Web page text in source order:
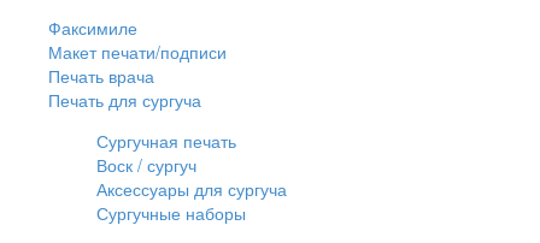
Факсимиле
Макет печати/подписи
Печать врача
Печать для сургуча
Сургучная печать
Воск / сургуч
Аксессуары для сургуча
Сургучные наборы